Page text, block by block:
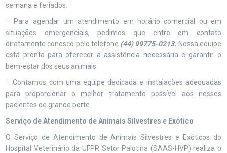
semana e feriados.
– Para agendar um atendimento em horário comercial ou em
situações emergenciais, pedimos que entre em contato
diretamente conosco pelo telefone (44) 99775-0213. Nossa equipe
está pronta para oferecer a assistência necessária e garantir o
bem-estar dos seus animais.
– Contamos com uma equipe dedicada e instalações adequadas
para proporcionar o melhor tratamento possível aos nossos
pacientes de grande porte.
Serviço de Atendimento de Animais Silvestres e Exótico
O Serviço de Atendimento de Animais Silvestres e Exóticos do
Hospital Veterinário da UFPR Setor Palotina (SAAS-HVP) realiza o